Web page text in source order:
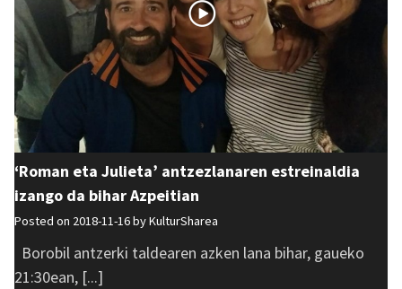
‘Roman eta Julieta’ antzezlanaren estreinaldia
izango da bihar Azpeitian
Posted on 2018-11-16 byKulturSharea
Borobil antzerki taldearen azken lana bihar, gaueko
21:30ean, [...]